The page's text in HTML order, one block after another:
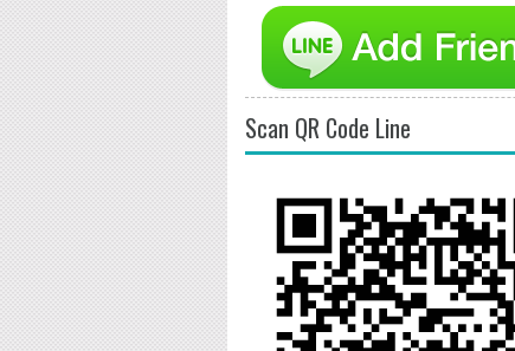
Scan QR Code Line